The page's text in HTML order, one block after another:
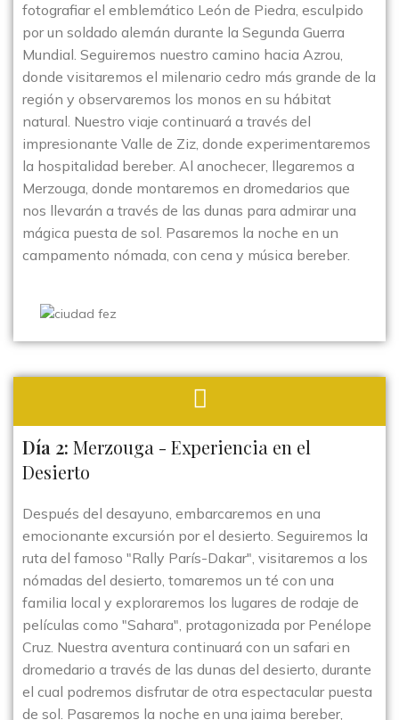
fotografiar el emblemático León de Piedra, esculpido
por un soldado alemán durante la Segunda Guerra
Mundial. Seguiremos nuestro camino hacia Azrou,
donde visitaremos el milenario cedro más grande de la
región y observaremos los monos en su hábitat
natural. Nuestro viaje continuará a través del
impresionante Valle de Ziz, donde experimentaremos
la hospitalidad bereber. Al anochecer, llegaremos a
Merzouga, donde montaremos en dromedarios que
nos llevarán a través de las dunas para admirar una
mágica puesta de sol. Pasaremos la noche en un
campamento nómada, con cena y música bereber.
Día 2: Merzouga - Experiencia en el
Desierto
Después del desayuno, embarcaremos en una
emocionante excursión por el desierto. Seguiremos la
ruta del famoso "Rally París-Dakar", visitaremos a los
nómadas del desierto, tomaremos un té con una
familia local y exploraremos los lugares de rodaje de
películas como "Sahara", protagonizada por Penélope
Cruz. Nuestra aventura continuará con un safari en
dromedario a través de las dunas del desierto, durante
el cual podremos disfrutar de otra espectacular puesta
de sol. Pasaremos la noche en una jaima bereber,